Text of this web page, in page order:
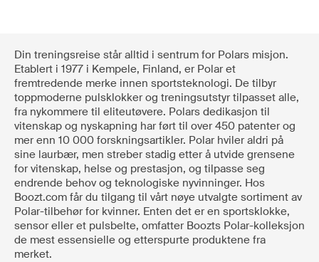
Din treningsreise står alltid i sentrum for Polars misjon.
Etablert i 1977 i Kempele, Finland, er Polar et
fremtredende merke innen sportsteknologi. De tilbyr
toppmoderne pulsklokker og treningsutstyr tilpasset alle,
fra nykommere til eliteutøvere. Polars dedikasjon til
vitenskap og nyskapning har ført til over 450 patenter og
mer enn 10 000 forskningsartikler. Polar hviler aldri på
sine laurbær, men streber stadig etter å utvide grensene
for vitenskap, helse og prestasjon, og tilpasse seg
endrende behov og teknologiske nyvinninger. Hos
Boozt.com får du tilgang til vårt nøye utvalgte sortiment av
Polar-tilbehør for kvinner. Enten det er en sportsklokke,
sensor eller et pulsbelte, omfatter Boozts Polar-kolleksjon
de mest essensielle og etterspurte produktene fra
merket.